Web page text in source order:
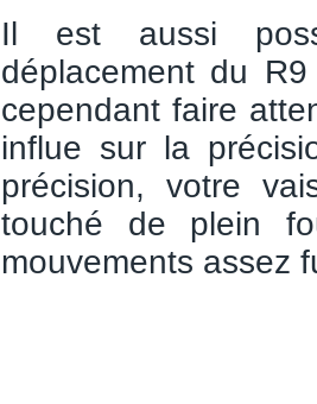
Il est aussi
déplacement du
cependant faire
influe sur la
précision, votre
touché de plein
mouvements assez